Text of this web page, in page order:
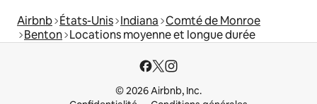
Airbnb États-Unis Indiana Comté de Monroe
Benton Locations moyenne et longue durée
© 2026 Airbnb, Inc.